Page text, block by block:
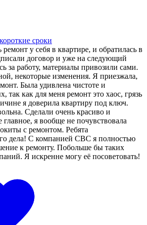
сроки
ремонт у себя в квартире, и обратилась в
договор и уже на следующий
за работу, материалы привозили сами.
некоторые изменения. Я приезжала,
Была удивлена чистоте и
так как для меня ремонт это хаос, грязь
я доверила квартиру под ключ.
Сделали очень красиво и
главное, я вообще не почувствовала
с ремонтом. Ребята
дела! С компанией СBC я полностью
к ремонту. Побольше бы таких
Я искренне могу её посоветовать!